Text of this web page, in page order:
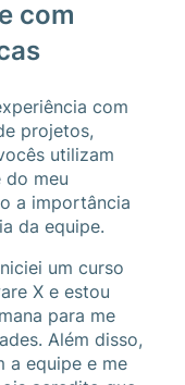
com
com
projetos,
utilizam
do meu
a importância
da equipe.
um curso
X e estou
para me
Além disso,
a equipe e me